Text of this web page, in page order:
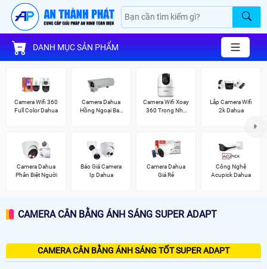
DANH MỤC SẢN PHẨM
Camera Wifi 360
Full Color Dahua
Camera Dahua
Hồng Ngoại Ban
Camera Wifi Xoay
360 Trong Nhà
Lắp Camera Wifi
2k Dahua
Camera Dahua
Phân Biệt Người
Báo Giá Camera
Ip Dahua
Camera Dahua
Giá Rẻ
Công Nghệ
Acupick Dahua
CAMERA CÂN BẰNG ÁNH SÁNG SUPER ADAPT
CAMERA CÂN BẰNG ÁNH SÁNG TỐT SUPER ADAPT